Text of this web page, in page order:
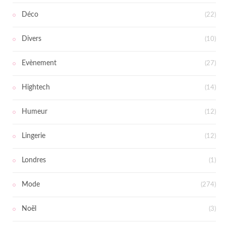
Déco (22)
Divers (10)
Evènement (27)
Hightech (14)
Humeur (12)
Lingerie (12)
Londres (1)
Mode (274)
Noël (3)